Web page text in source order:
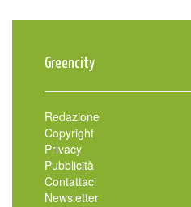
Greencity
Redazione
Copyright
Privacy
Pubblicità
Contattaci
Newsletter